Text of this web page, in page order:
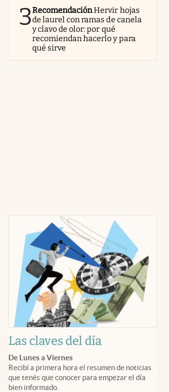
3RecomendaciónHervir hojas
de laurel con ramas de canela
y clavo de olor: por qué
recomiendan hacerlo y para
qué sirve
Las claves del día
De Lunes a Viernes
Recibí a primera hora el resumen de noticias
que tenés que conocer para empezar el día
bien informado.